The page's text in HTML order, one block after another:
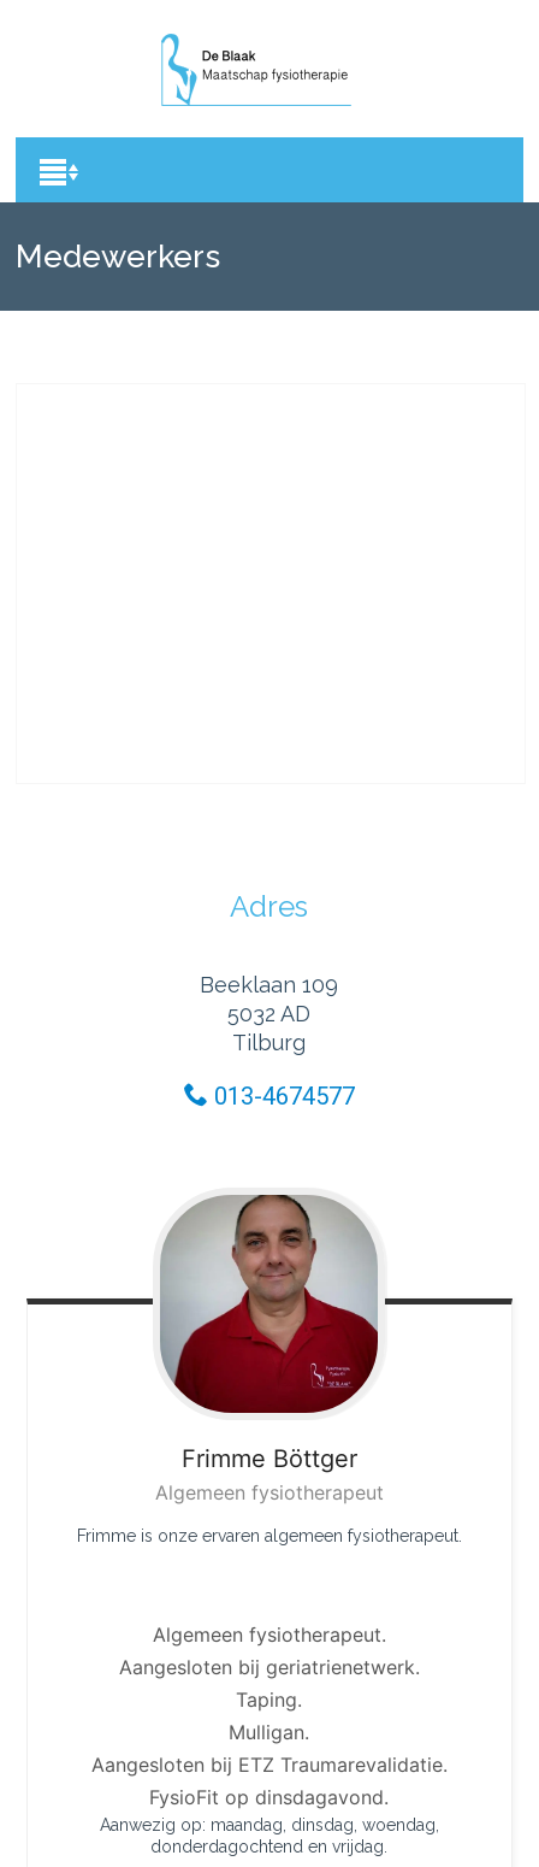
Medewerkers
Adres
Beeklaan 109
5032 AD
Tilburg
013-4674577
Frimme Böttger
Algemeen fysiotherapeut
Frimme is onze ervaren algemeen fysiotherapeut.
Algemeen fysiotherapeut.
Aangesloten bij geriatrienetwerk.
Taping.
Mulligan.
Aangesloten bij ETZ Traumarevalidatie.
FysioFit op dinsdagavond.
Aanwezig op: maandag, dinsdag, woendag,
donderdagochtend en vrijdag.